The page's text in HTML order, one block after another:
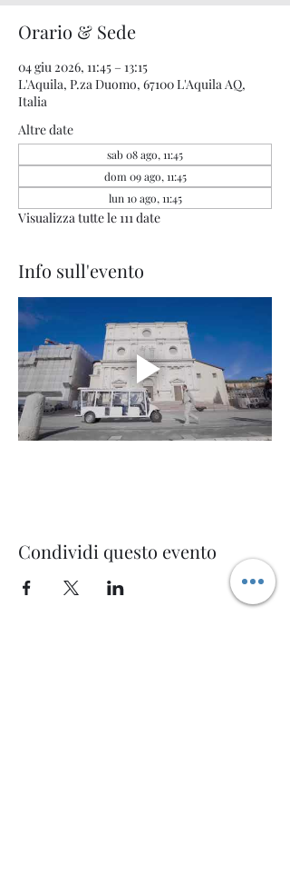
Orario & Sede
04 giu 2026, 11:45 – 13:15
L'Aquila, P.za Duomo, 67100 L'Aquila AQ,
Italia
Altre date
sab 08 ago, 11:45
dom 09 ago, 11:45
lun 10 ago, 11:45
Visualizza tutte le 111 date
Info sull'evento
Condividi questo evento